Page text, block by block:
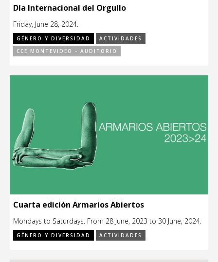
Día Internacional del Orgullo
Friday, June 28, 2024.
GÉNERO Y DIVERSIDAD
ACTIVIDADES
CCE MONTEVIDEO - AUDITORIO
Cuarta edición Armarios Abiertos
Mondays to Saturdays. From 28 June, 2023 to 30 June, 2024.
GÉNERO Y DIVERSIDAD ACTIVIDADES